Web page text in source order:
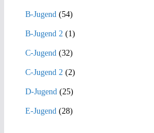
B-Jugend (54)
B-Jugend 2 (1)
C-Jugend (32)
C-Jugend 2 (2)
D-Jugend (25)
E-Jugend (28)